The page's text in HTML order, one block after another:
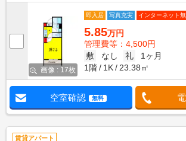
画像 : 17枚
即入居 写真充実 インターネット
5.85万円
管理費等：4,500円
敷
なし 礼
1ヶ月
1階
1K 23.38㎡
空室確認 無料
賃貸アパート